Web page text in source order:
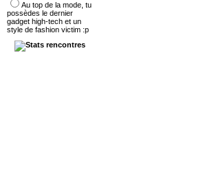
Au top de la mode, tu
possèdes le dernier
gadget high-tech et un
style de fashion victim :p